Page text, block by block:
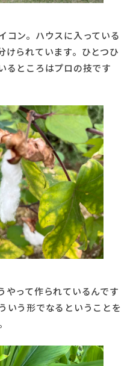
コン。ハウスに入っている
けられています。ひとつひ
るところはプロの技です
やって作られているんです
いう形でなるということを